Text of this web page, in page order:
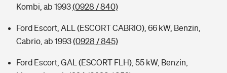
Kombi, ab 1993(0928 / 840)
Ford Escort, ALL (ESCORT CABRIO), 66 kW, Benzin,
Cabrio, ab 1993(0928 / 845)
Ford Escort, GAL (ESCORT FLH), 55 kW, Benzin,